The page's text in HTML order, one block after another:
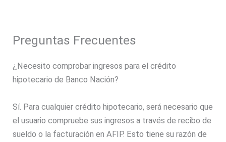
Preguntas Frecuentes
¿Necesito comprobar ingresos para el crédito
hipotecario de Banco Nación?
Sí. Para cualquier crédito hipotecario, será necesario que
el usuario compruebe sus ingresos a través de recibo de
sueldo o la facturación en AFIP. Esto tiene su razón de